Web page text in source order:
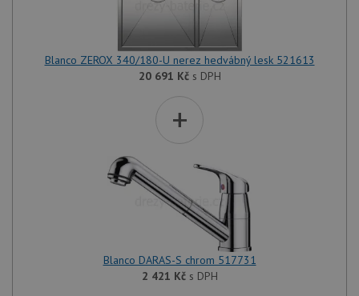
Blanco ZEROX 340/180-U nerez hedvábný lesk 521613
20 691 Kčs DPH
+
Blanco DARAS-S chrom 517731
2 421 Kčs DPH